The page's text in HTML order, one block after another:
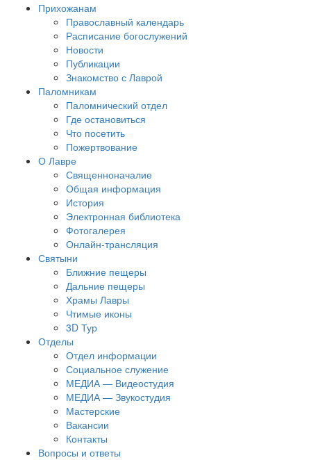
Прихожанам
Православный календарь
Расписание богослужений
Новости
Публикации
Знакомство с Лаврой
Паломникам
Паломнический отдел
Где остановиться
Что посетить
Пожертвование
О Лавре
Священноначалие
Общая информация
История
Электронная библиотека
Фотогалерея
Онлайн-трансляция
Святыни
Ближние пещеры
Дальние пещеры
Храмы Лавры
Чтимые иконы
3D Тур
Отделы
Отдел информации
Социальное служение
МЕДИА — Видеостудия
МЕДИА — Звукостудия
Мастерские
Вакансии
Контакты
Вопросы и ответы